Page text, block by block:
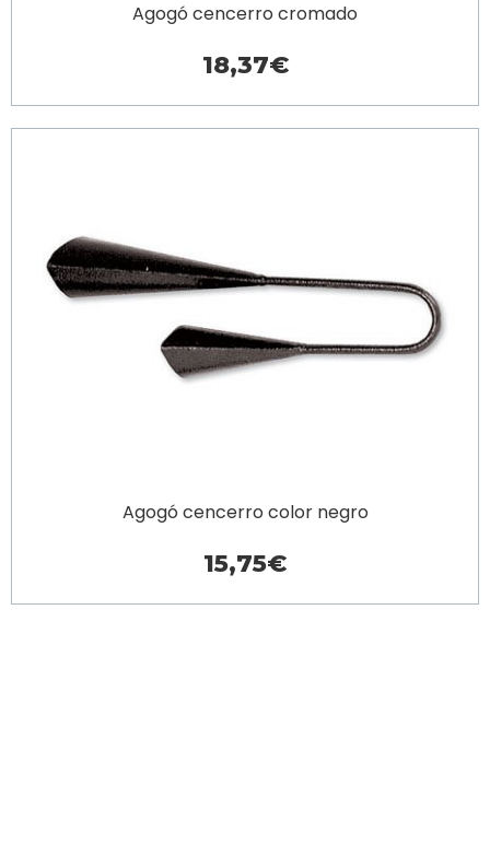
Agogó cencerro cromado
18,37€
Agogó cencerro color negro
15,75€